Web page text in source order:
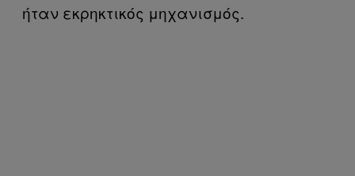
ήταν εκρηκτικός μηχανισμός.